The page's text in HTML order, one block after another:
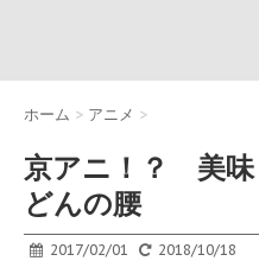
ホーム > アニメ >
京アニ！？ 美味
どんの腰
2017/02/01 2018/10/18